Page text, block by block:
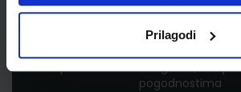
Prilagodi
Newsletter
proizvodima i uslugama,
pogodnostima